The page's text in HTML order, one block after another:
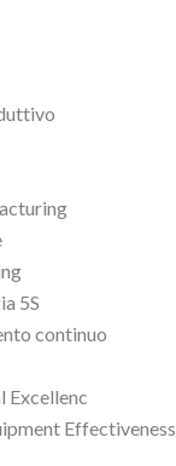
5S
continuo
Excellenc
Effectiveness